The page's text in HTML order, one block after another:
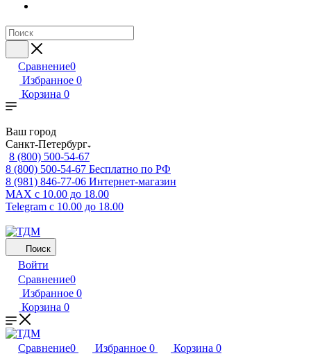
Сравнение0
Избранное 0
Корзина 0
Ваш город
Санкт-Петербург
8 (800) 500-54-67
8 (800) 500-54-67 Бесплатно по РФ
8 (981) 846-77-06 Интернет-магазин
MAX с 10.00 до 18.00
Telegram с 10.00 до 18.00
Поиск
Войти
Сравнение0
Избранное 0
Корзина 0
Сравнение0 Избранное 0 Корзина 0